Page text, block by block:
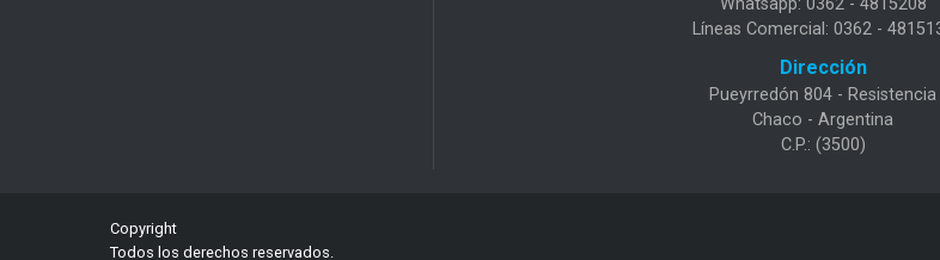
Líneas Comercial: 0362 -
Dirección
Pueyrredón 804 - Resistencia
Chaco - Argentina
C.P.: (3500)
Copyright
Todos los derechos reservados.